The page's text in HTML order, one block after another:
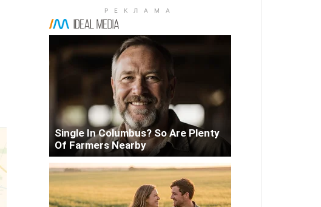
Single In Columbus? So Are Plenty
Of Farmers Nearby